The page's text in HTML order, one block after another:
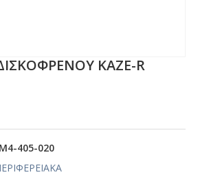
ΚΑΖΕ-R
Μ4-405-020